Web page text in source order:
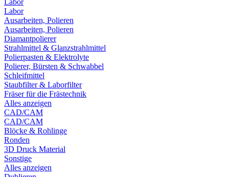
Labor
Labor
Ausarbeiten, Polieren
Ausarbeiten, Polieren
Diamantpolierer
Strahlmittel & Glanzstrahlmittel
Polierpasten & Elektrolyte
Polierer, Bürsten & Schwabbel
Schleifmittel
Staubfilter & Laborfilter
Fräser für die Frästechnik
Alles anzeigen
CAD/CAM
CAD/CAM
Blöcke & Rohlinge
Ronden
3D Druck Material
Sonstige
Alles anzeigen